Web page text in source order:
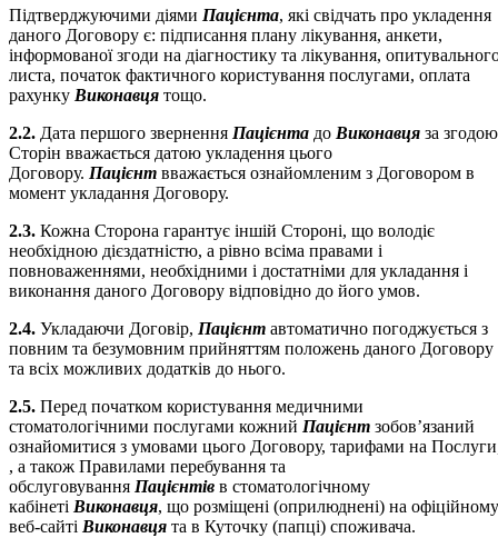
Підтверджуючими діями Пацієнта, які свідчать про укладення
даного Договору є: підписання плану лікування, анкети,
інформованої згоди на діагностику та лікування,
листа, початок фактичного користування послугами, оплата
рахунку Виконавця тощо.
2.2. Дата першого звернення Пацієнта до Виконавця за згодою
Сторін вважається датою укладення цього
Договору. Пацієнт вважається ознайомленим з Договором в
момент укладання Договору.
2.3. Кожна Сторона гарантує іншій Стороні, що володіє
необхідною дієздатністю, а рівно всіма правами і
повноваженнями, необхідними і достатніми для укладання і
виконання даного Договору відповідно до його умов.
2.4. Укладаючи Договір, Пацієнт автоматично погоджується з
повним та безумовним прийняттям положень даного Договору
та всіх можливих додатків до нього.
2.5. Перед початком користування медичними
стоматологічними послугами кожний Пацієнт зобов’язаний
ознайомитися з умовами цього Договору, тарифами на
, а також Правилами перебування та
обслуговування Пацієнтів в стоматологічному
кабінеті Виконавця, що розміщені (оприлюднені) на офіційному
веб-сайті Виконавця та в Куточку (папці) споживача.